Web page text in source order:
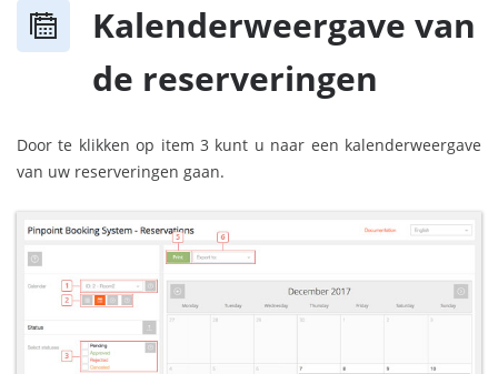
Kalenderweergave van
de reserveringen
Door te klikken op item 3 kunt u naar een kalenderweergave
van uw reserveringen gaan.